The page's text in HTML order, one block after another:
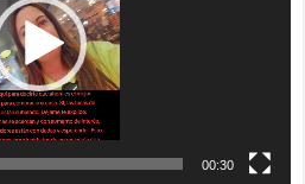
00:30